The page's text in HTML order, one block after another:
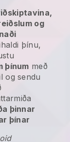
og
þínu,
þínum með
og sendu
þinnar
þínar